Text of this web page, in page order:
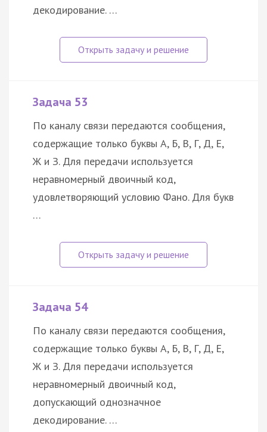
декодирование. …
Задача 53
По каналу связи передаются сообщения,
содержащие только буквы А, Б, В, Г, Д, Е,
Ж и З. Для передачи используется
неравномерный двоичный код,
удовлетворяющий условию Фано. Для букв
…
Задача 54
По каналу связи передаются сообщения,
содержащие только буквы А, Б, В, Г, Д, Е,
Ж и З. Для передачи используется
неравномерный двоичный код,
допускающий однозначное
декодирование. …